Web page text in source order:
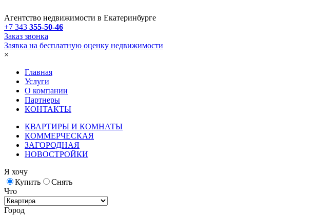
Агентство недвижимости в Екатеринбурге
+7 343 355-50-46
Заказ звонка
Заявка на бесплатную оценку недвижимости
×
Главная
Услуги
О компании
Партнеры
КОНТАКТЫ
КВАРТИРЫ И КОМНАТЫ
КОММЕРЧЕСКАЯ
ЗАГОРОДНАЯ
НОВОСТРОЙКИ
Я хочу
Купить
Снять
Что
Город